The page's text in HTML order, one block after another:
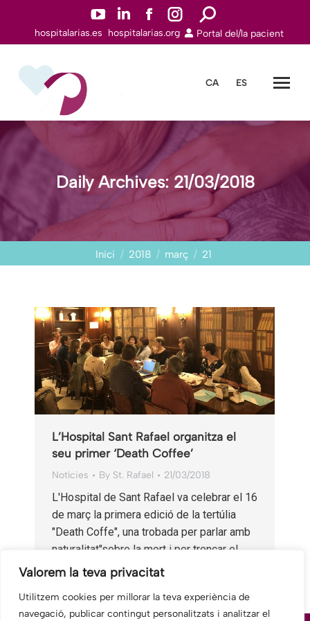
Valorem la teva privacitat
Utilitzem cookies per millorar la teva experiència de
navegació, publicar contingut personalitzats i analitzar el
YouTube
page
window
Linkedin
page
window
Facebook
page
window
Instagram
page
window
Search:
hospitalarias.es hospitalarias.org Portal del/la pacient
CA ES
Daily Archives:21/03/2018
Inici 2018 març 21
L’Hospital Sant Rafael organitza el
seu primer ‘Death Coffee’
Notícies By St. Rafael 21/03/2018
L'Hospital de Sant Rafael va celebrar el 16
de març la primera edició de la tertúlia
"Death Coffe", una trobada per parlar amb
naturalitat"sobre la mort i per trencar el…